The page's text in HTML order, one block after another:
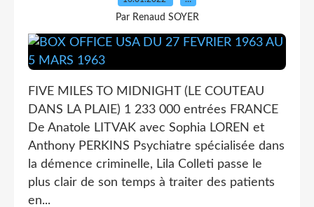
Par Renaud SOYER
FIVE MILES TO MIDNIGHT (LE COUTEAU
DANS LA PLAIE) 1 233 000 entrées FRANCE
De Anatole LITVAK avec Sophia LOREN et
Anthony PERKINS Psychiatre spécialisée dans
la démence criminelle, Lila Colleti passe le
plus clair de son temps à traiter des patients
en...